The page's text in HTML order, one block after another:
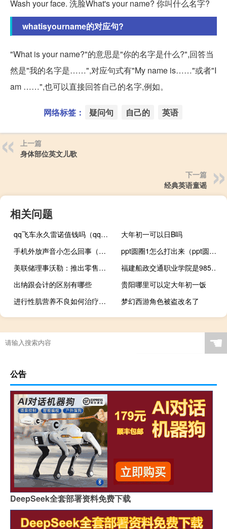
Wash your face. 洗脸What's your name? 你叫什么名字?
whatisyourname的对应句?
"What is your name?"的意思是"你的名字是什么?",回答当
然是"我的名字是……",对应句式有"My name is……"或者"I
am ……",也可以直接回答自己的名字,例如。
网络标签： 疑问句 自己的 英语
上一篇
身体部位英文儿歌
下一篇
经典英语童谣
相关问题
qq飞车永久雷诺值钱吗（qq飞车永久雷诺怎么开）
大年初一可以日B吗
手机外放声音小怎么回事（手机外放声音小）
ppt圆圈1怎么打出来（ppt圆圈1怎么打出来）
美联储理事沃勒：推出零售数字美元需要改变法律
福建船政交通职业学院是985大学吗
出纳跟会计的区别有哪些
贵阳哪里可以定大年初一饭
进行性肌营养不良如何治疗好（进行性肌营养不良如何治疗）
梦幻西游角色被盗改名了
☚
公告
DeepSeek全套部署资料免费下载